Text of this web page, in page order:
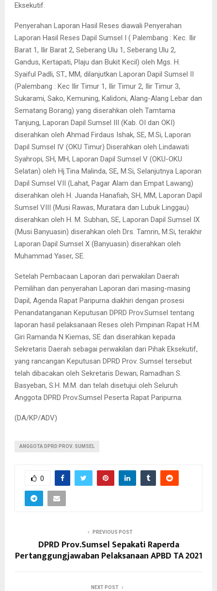
Eksekutif.
Penyerahan Laporan Hasil Reses diawali Penyerahan
Laporan Hasil Reses Dapil Sumsel I ( Palembang : Kec. Ilir
Barat 1, Ilir Barat 2, Seberang Ulu 1, Seberang Ulu 2,
Gandus, Kertapati, Plaju dan Bukit Kecil) oleh Mgs. H.
Syaiful Padli, ST., MM, dilanjutkan Laporan Dapil Sumsel II
(Palembang : Kec Ilir Timur 1, Ilir Timur 2, Ilir Timur 3,
Sukarami, Sako, Kemuning, Kalidoni, Alang-Alang Lebar dan
Sematang Borang) yang diserahkan oleh Tamtama
Tanjung, Laporan Dapil Sumsel III (Kab. OI dan OKI)
diserahkan oleh Ahmad Firdaus Ishak, SE, M.Si, Laporan
Dapil Sumsel IV (OKU Timur) Diserahkan oleh Lindawati
Syahropi, SH, MH, Laporan Dapil Sumsel V (OKU-OKU
Selatan) oleh Hj.Tina Malinda, SE, M.Si, Selanjutnya Laporan
Dapil Sumsel VII (Lahat, Pagar Alam dan Empat Lawang)
diserahkan oleh H. Juanda Hanafiah, SH, MM, Laporan Dapil
Sumsel VIII (Musi Rawas, Muratara dan Lubuk Linggau)
diserahkan oleh H. M. Subhan, SE, Laporan Dapil Sumsel IX
(Musi Banyuasin) diserahkan oleh Drs. Tamrin, M.Si, terakhir
Laporan Dapil Sumsel X (Banyuasin) diserahkan oleh
Muhammad Yaser, SE.
Setelah Pembacaan Laporan dari perwakilan Daerah
Pemilihan dan penyerahan Laporan dari masing-masing
Dapil, Agenda Rapat Paripurna diakhiri dengan prosesi
Penandatanganan Keputusan DPRD Prov.Sumsel tentang
laporan hasil pelaksanaan Reses oleh Pimpinan Rapat H.M.
Giri Ramanda N Kiemas, SE dan diserahkan kepada
Sekretaris Daerah sebagai perwakilan dari Pihak Eksekutif,
yang rancangan Keputusan DPRD Prov. Sumsel tersebut
telah dibacakan oleh Sekretaris Dewan; Ramadhan S.
Basyeban, S.H. M.M. dan telah disetujui oleh Seluruh
Anggota DPRD Prov.Sumsel Peserta Rapat Paripurna.
(DA/KP/ADV)
ANGGOTA DPRD PROV. SUMSEL
0
PREVIOUS POST
DPRD Prov.Sumsel Sepakati Raperda
Pertanggungjawaban Pelaksanaan APBD TA 2021
NEXT POST